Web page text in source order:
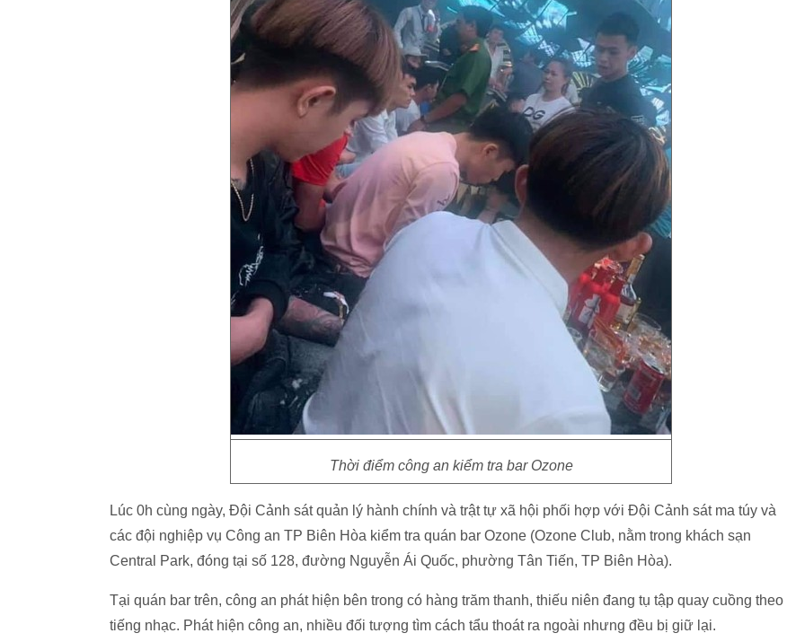
Thời điểm công an kiểm tra bar Ozone
Lúc 0h cùng ngày, Đội Cảnh sát quản lý hành chính và trật tự xã hội phối hợp với Đội Cảnh sát ma túy và
các đội nghiệp vụ Công an TP Biên Hòa kiểm tra quán bar Ozone (Ozone Club, nằm trong khách sạn
Central Park, đóng tại số 128, đường Nguyễn Ái Quốc, phường Tân Tiến, TP Biên Hòa).
Tại quán bar trên, công an phát hiện bên trong có hàng trăm thanh, thiếu niên đang tụ tập quay cuồng theo
tiếng nhạc. Phát hiện công an, nhiều đối tượng tìm cách tẩu thoát ra ngoài nhưng đều bị giữ lại.